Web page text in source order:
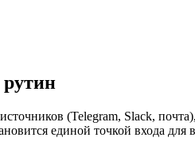
(Telegram, Slack,
единой точкой входа